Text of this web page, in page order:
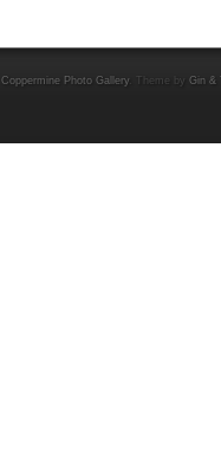
Coppermine Photo Gallery. Theme by Gin &